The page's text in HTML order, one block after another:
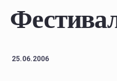
25.06.2006